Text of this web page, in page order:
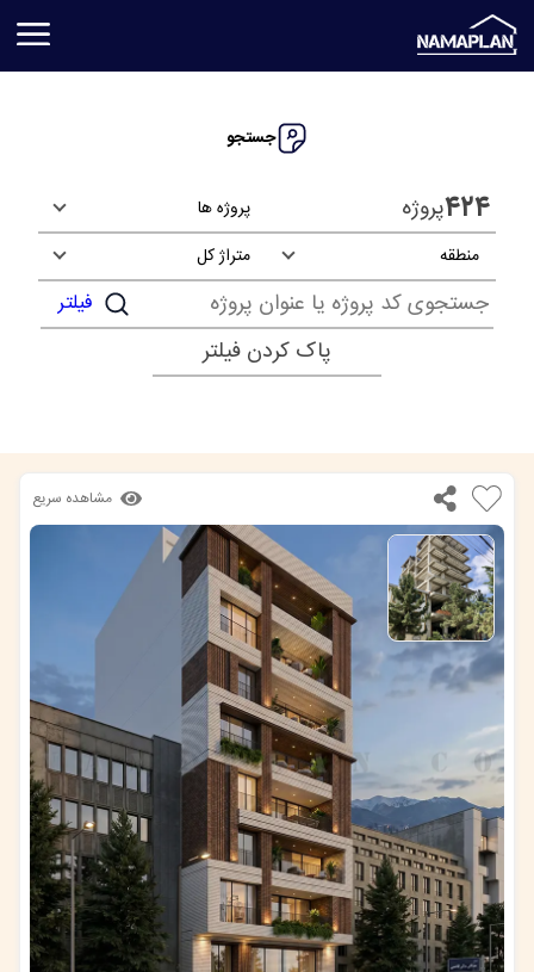
جستجو
۴۲۴پروژه
پروژه ها
منطقه
متراژ کل
فیلتر
پاک کردن فیلتر
مشاهده سریع